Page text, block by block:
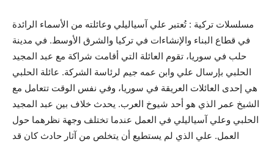
مسلسلات تركية : تُعتبر علي آسياليلي وعائلته من الأسماء الرائدة
في قطاع البناء والإنشاءات في تركيا والشرق الأوسط. في مدينة
حلب في سوريا، تقوم العائلة التي أقامت شراكة مع عبد المجيد
الحلبي بإرسال علي وابن عمه جيم لرئاسة الشركة. عائلة الحلبي
هي إحدى العائلات العريقة في سوريا، وفي نفس الوقت تتعامل مع
الشيخ عمر الذي هو أحد شيوخ العرب. يحدث خلاف بين عبد المجيد
الحلبي وعلي آسياليلي في العمل عندما تختلف وجهة نظرهما حول
العمل. علي الذي لم يستطيع أن يتخلص من آثار حادث كان قد